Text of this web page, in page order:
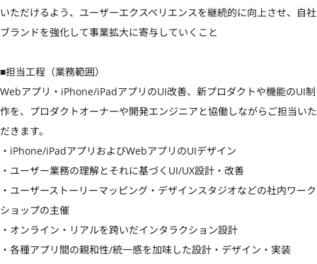
いただけるよう、ユーザーエクスペリエンスを継続的に向上させ、自社
ブランドを強化して事業拡大に寄与していくこと
■担当工程（業務範囲）
Webアプリ・iPhone/iPadアプリのUI改善、新プロダクトや機能のUI制
作を、プロダクトオーナーや開発エンジニアと協働しながらご担当いた
だきます。
・iPhone/iPadアプリおよびWebアプリのUIデザイン
・ユーザー業務の理解とそれに基づくUI/UX設計・改善
・ユーザーストーリーマッピング・デザインスタジオなどの社内ワーク
ショップの主催
・オンライン・リアルを跨いだインタラクション設計
・各種アプリ間の親和性/統一感を加味した設計・デザイン・実装